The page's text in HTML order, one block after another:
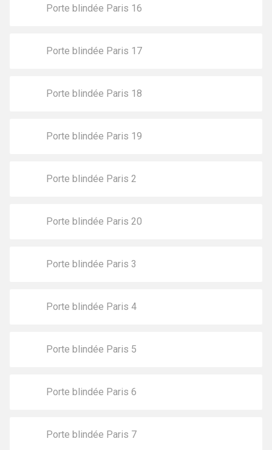
Porte blindée Paris 16
Porte blindée Paris 17
Porte blindée Paris 18
Porte blindée Paris 19
Porte blindée Paris 2
Porte blindée Paris 20
Porte blindée Paris 3
Porte blindée Paris 4
Porte blindée Paris 5
Porte blindée Paris 6
Porte blindée Paris 7